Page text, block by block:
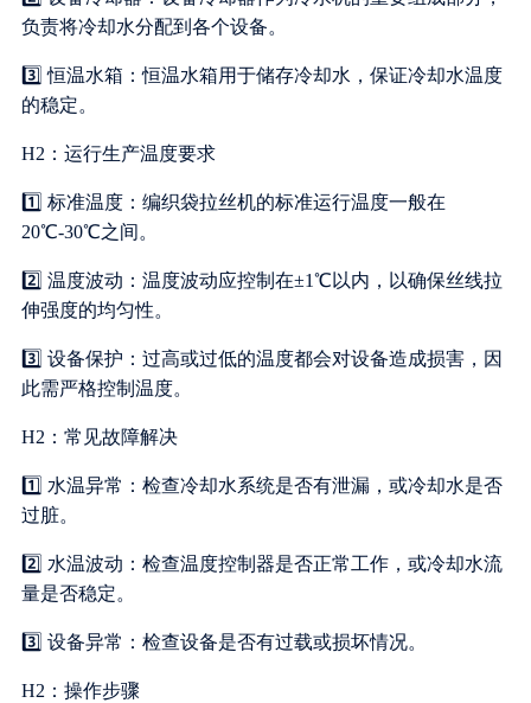
负责将冷却水分配到各个设备。
3️⃣ 恒温水箱：恒温水箱用于储存冷却水，保证冷却水温度
的稳定。
H2：运行生产温度要求
1️⃣ 标准温度：编织袋拉丝机的标准运行温度一般在
20℃-30℃之间。
2️⃣ 温度波动：温度波动应控制在±1℃以内，以确保丝线拉
伸强度的均匀性。
3️⃣ 设备保护：过高或过低的温度都会对设备造成损害，因
此需严格控制温度。
H2：常见故障解决
1️⃣ 水温异常：检查冷却水系统是否有泄漏，或冷却水是否
过脏。
2️⃣ 水温波动：检查温度控制器是否正常工作，或冷却水流
量是否稳定。
3️⃣ 设备异常：检查设备是否有过载或损坏情况。
H2：操作步骤